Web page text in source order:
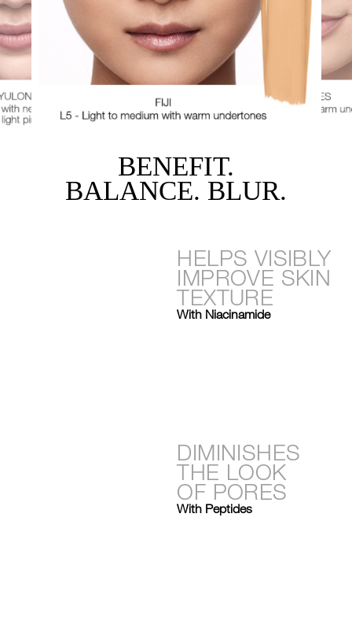
BENEFIT.
BALANCE. BLUR.
HELPS VISIBLY
IMPROVE SKIN
TEXTURE
With Niacinamide
DIMINISHES
THE LOOK
OF PORES
With Peptides